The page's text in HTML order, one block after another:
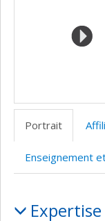
de
Portrait
Enseignement